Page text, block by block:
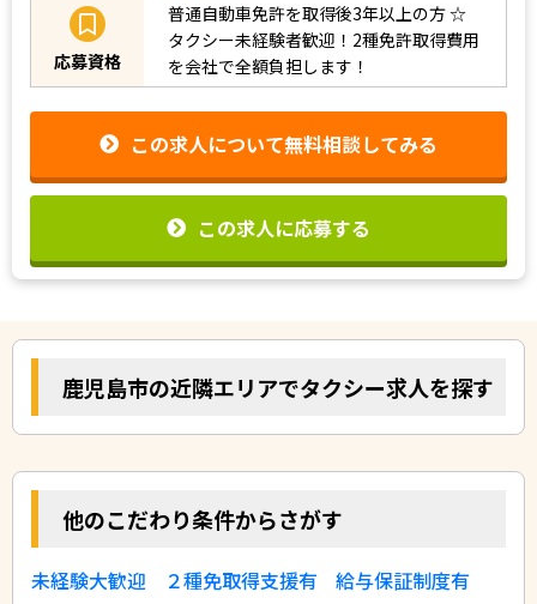
応募資格
普通自動車免許を取得後3年以上の方☆
タクシー未経験者歓迎！2種免許取得費用
を会社で全額負担します！
この求人について無料相談してみる
この求人に応募する
鹿児島市の近隣エリアでタクシー求人を探す
他のこだわり条件からさがす
未経験大歓迎 ２種免取得支援有
給与保証制度有